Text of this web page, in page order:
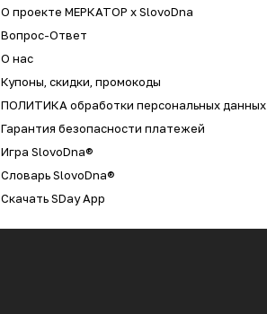
О проекте МЕРКАТОР x SlovoDna
Вопрос-Ответ
О нас
Купоны, скидки, промокоды
ПОЛИТИКА обработки персональных данных
Гарантия безопасности платежей
Игра SlovoDna®
Словарь SlovoDna®
Скачать SDay App